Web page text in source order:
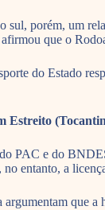
sul, porém, um
que o
do Estado
Estreito
PAC e do
entanto, a
que